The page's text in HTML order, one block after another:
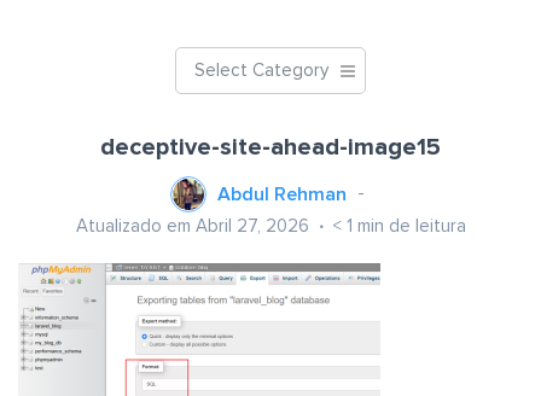
Select Category
deceptive-site-ahead-image15
Abdul Rehman
Atualizado em Abril 27, 2026 < 1 min de leitura